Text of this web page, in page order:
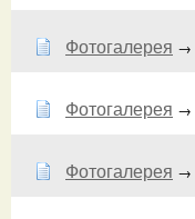
Фотогалерея →
Фотогалерея →
Фотогалерея →